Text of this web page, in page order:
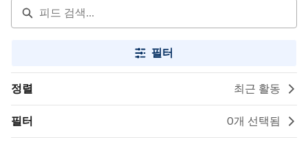
필터
정렬 최근 활동
필터 0개 선택됨